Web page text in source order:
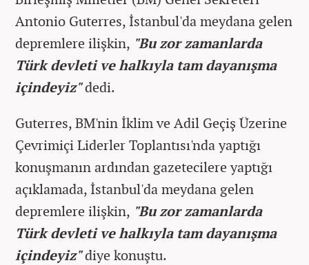
Antonio Guterres, İstanbul'da meydana gelen
depremlere ilişkin, "Bu zor zamanlarda
Türk devleti ve halkıyla tam dayanışma
içindeyiz"dedi.
Guterres, BM'nin İklim ve Adil Geçiş Üzerine
Çevrimiçi Liderler Toplantısı'nda yaptığı
konuşmanın ardından gazetecilere yaptığı
açıklamada, İstanbul'da meydana gelen
depremlere ilişkin, "Bu zor zamanlarda
Türk devleti ve halkıyla tam dayanışma
içindeyiz"diye konuştu.